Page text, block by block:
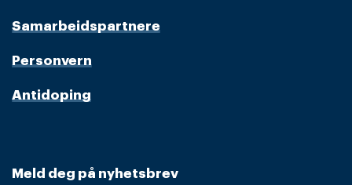
Samarbeidspartnere
Personvern
Antidoping
Meld deg på nyhetsbrev